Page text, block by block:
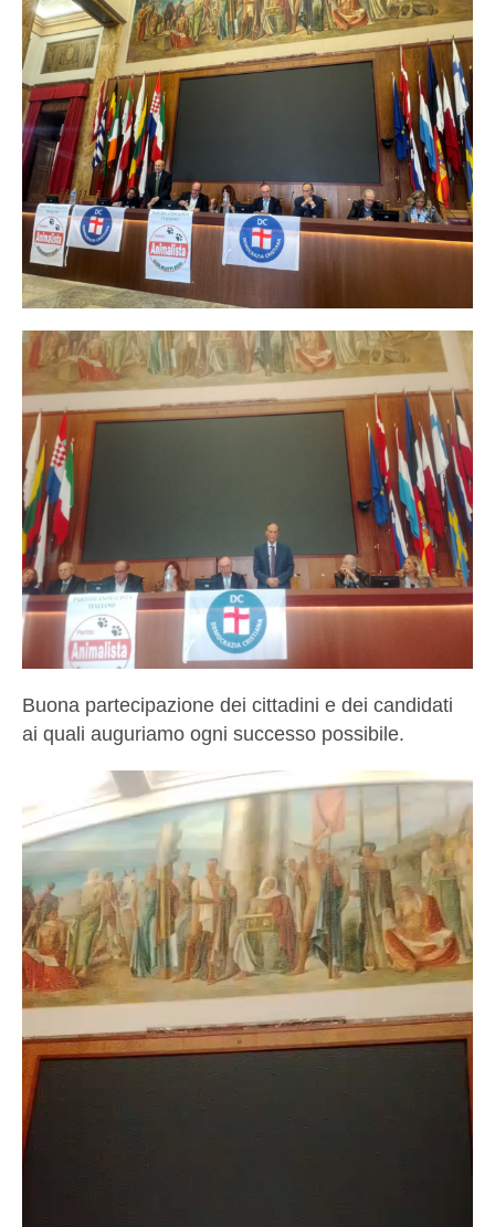
Buona partecipazione dei cittadini e dei candidati
ai quali auguriamo ogni successo possibile.